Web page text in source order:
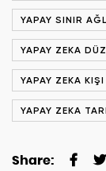
YAPAY SINIR
YAPAY ZEKA
YAPAY ZEKA KIŞI
YAPAY ZEKA
Share: